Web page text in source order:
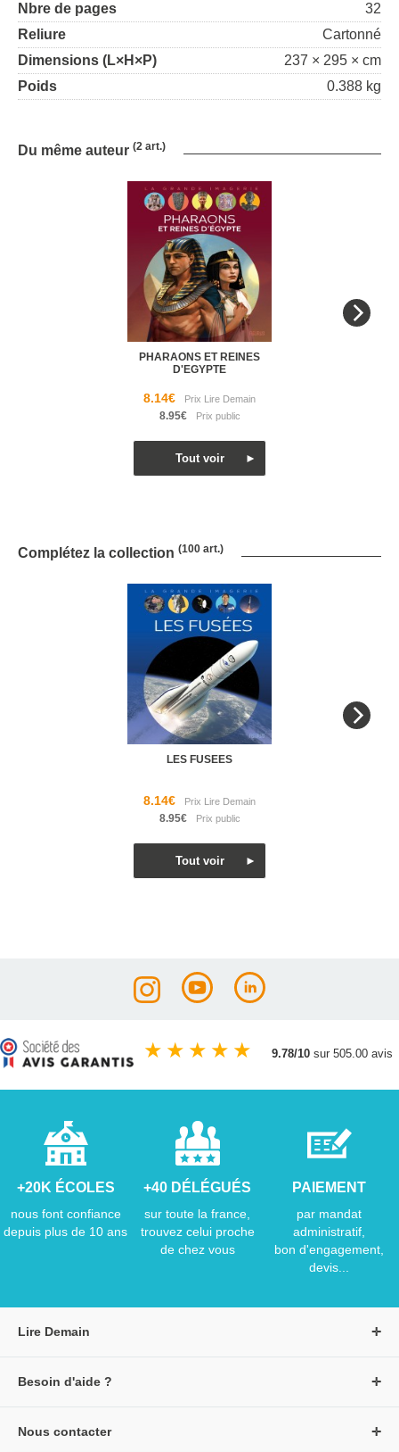
Nbre de pages
32
Reliure
Cartonné
Dimensions (L×H×P)
237 × 295 × cm
Poids
0.388 kg
Du même auteur (2 art.)
PHARAONS ET REINES
D'EGYPTE
8.14€
8.95€
Complétez la collection (100 art.)
LES FUSEES
8.14€
8.95€
★ ★ ★ ★ ★ 9.78/10 sur 505.00 avis
+20K ÉCOLES
nous font confiance
depuis plus de 10 ans
+40 DÉLÉGUÉS
sur toute la france,
trouvez celui proche
de chez vous
PAIEMENT
par mandat
administratif,
bon d'engagement,
devis...
Lire Demain
Besoin d'aide ?
Nous contacter